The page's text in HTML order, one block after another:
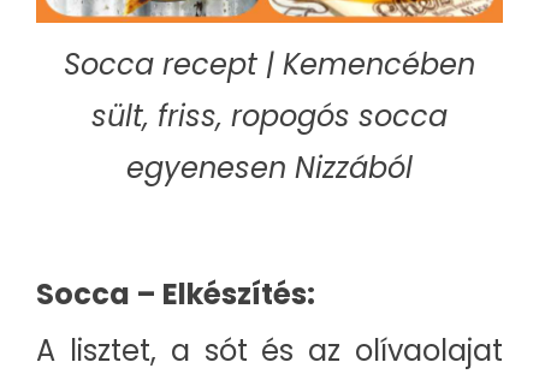
Socca recept | Kemencében
sült, friss, ropogós socca
egyenesen Nizzából
Socca – Elkészítés:
A lisztet, a sót és az olívaolajat